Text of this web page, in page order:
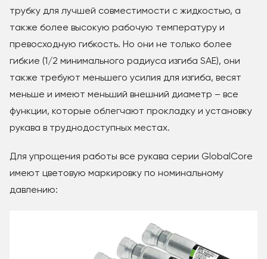
трубку для лучшей совместимости с жидкостью, а
также более высокую рабочую температуру и
превосходную гибкость. Но они не только более
гибкие (1/2 минимального радиуса изгиба SAE), они
также требуют меньшего усилия для изгиба, весят
меньше и имеют меньший внешний диаметр – все
функции, которые облегчают прокладку и установку
рукава в труднодоступных местах.
Для упрощения работы все рукава серии GlobalCore
имеют цветовую маркировку по номинальному
давлению: